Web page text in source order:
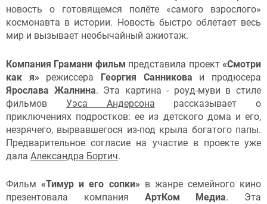
новость о готовящемся полёте «самого взрослого»
космонавта в истории. Новость быстро облетает весь
мир и вызывает необычайный ажиотаж.
Компания Грамани фильм представила проект«Смотри
как я» режиссера Георгия Санникова и продюсера
Ярослава Жалнина. Эта картина - роуд-муви в стиле
фильмов Уэса Андерсона рассказывает о
приключениях подростков: ее из детского дома и его,
незрячего, вырвавшегося из-под крыла богатого папы.
Предварительное согласие на участие в проекте уже
дала Александра Бортич.
Фильм«Тимур и его сопки» в жанре семейного кино
презентовала компания АртКом Медиа. Эта